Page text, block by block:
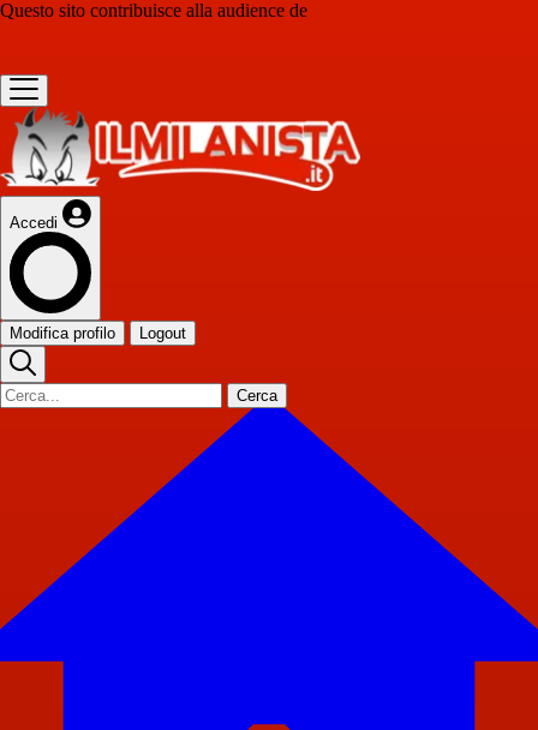
Questo sito contribuisce alla audience de
Accedi
Modifica profilo Logout
Cerca